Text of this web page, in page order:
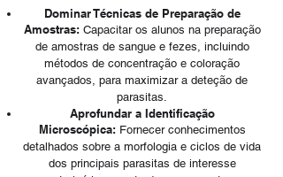
Dominar Técnicas de Preparação de
Amostras:Capacitar os alunos na preparação
de amostras de sangue e fezes, incluindo
métodos de concentração e coloração
avançados, para maximizar a deteção de
parasitas.
Aprofundar a Identificação
Microscópica:Fornecer conhecimentos
detalhados sobre a morfologia e ciclos de vida
dos principais parasitas de interesse